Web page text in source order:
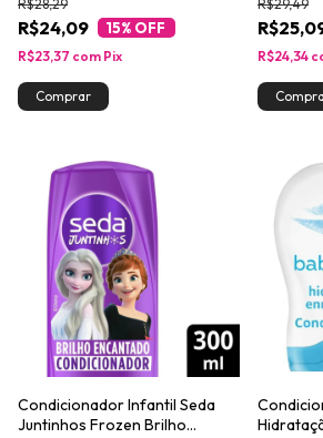
R$24,09
R$28,29
15% OFF
R$23,37 com Pix
R$29,49
R$24,34
Condicionador Infantil Seda
Juntinhos Frozen Brilho